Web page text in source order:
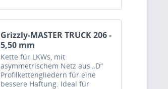
Grizzly-MASTER TRUCK 206 -
5,50 mm
Kette für LKWs, mit
asymmetrischem Netz aus „D“
Profilkettengliedern für eine
bessere Haftung. Ideal für